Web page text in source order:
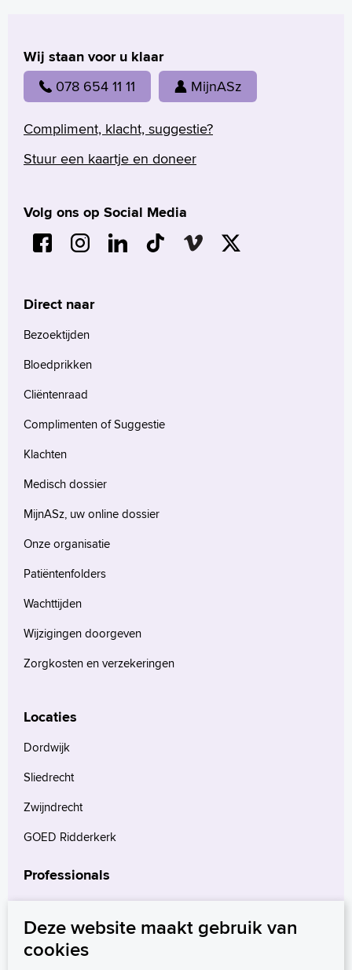
Wij staan voor u klaar
078 654 11 11 MijnASz
Compliment, klacht, suggestie?
Stuur een kaartje en doneer
Volg ons op Social Media
Direct naar
Bezoektijden
Bloedprikken
Cliëntenraad
Complimenten of Suggestie
Klachten
Medisch dossier
MijnASz, uw online dossier
Onze organisatie
Patiëntenfolders
Wachttijden
Wijzigingen doorgeven
Zorgkosten en verzekeringen
Locaties
Dordwijk
Sliedrecht
Zwijndrecht
GOED Ridderkerk
Professionals
Verwijzers
Wetenschappelijk onderzoek
Deze website maakt gebruik van
cookies